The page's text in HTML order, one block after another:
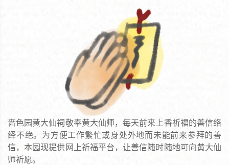
啬色园黄大仙祠敬奉黄大仙师，每天前来上香祈福的善信络
绎不绝。为方便工作繁忙或身处外地而未能前来参拜的善
信，本园现提供网上祈福平台，让善信随时随地可向黄大仙
师祈愿。